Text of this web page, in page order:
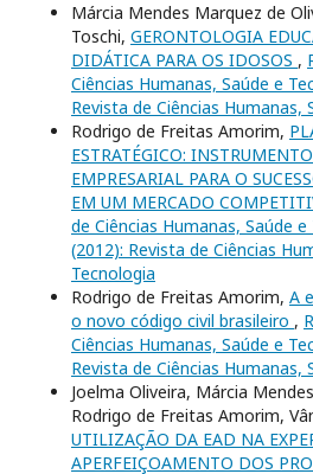
Márcia Mendes Marquez de
Toschi, GERONTOLOGIA
DIDÁTICA PARA OS IDOSOS ,
Ciências Humanas, Saúde e
Revista de Ciências Humanas,
Rodrigo de Freitas Amorim,
ESTRATÉGICO:
EMPRESARIAL PARA O
EM UM MERCADO
de Ciências Humanas, Saúde e
(2012): Revista de Ciências
Tecnologia
Rodrigo de Freitas Amorim, A
o novo código civil brasileiro ,
Ciências Humanas, Saúde e
Revista de Ciências Humanas,
Joelma Oliveira, Márcia
Rodrigo de Freitas Amorim,
UTILIZAÇÃO DA EAD NA
APERFEIÇOAMENTO DOS